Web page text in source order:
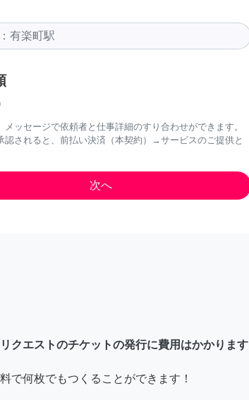
メッセージで依頼者と仕事詳細のすり合わせができます。
認されると、前払い決済（本契約）→サービスのご提供と
クエストのチケットの発行に費用はかかります
で何枚でもつくることができます！